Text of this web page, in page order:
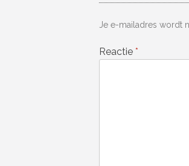
Je e-mailadres wordt
Reactie *